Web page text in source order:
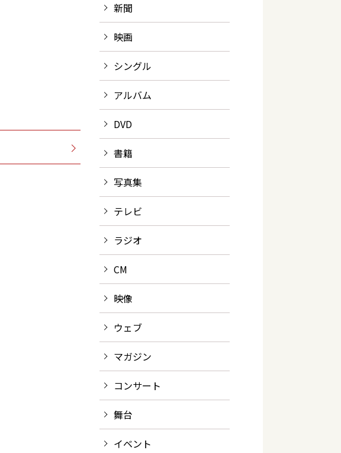
新聞
映画
シングル
アルバム
DVD
書籍
写真集
テレビ
ラジオ
CM
映像
ウェブ
マガジン
コンサート
舞台
イベント